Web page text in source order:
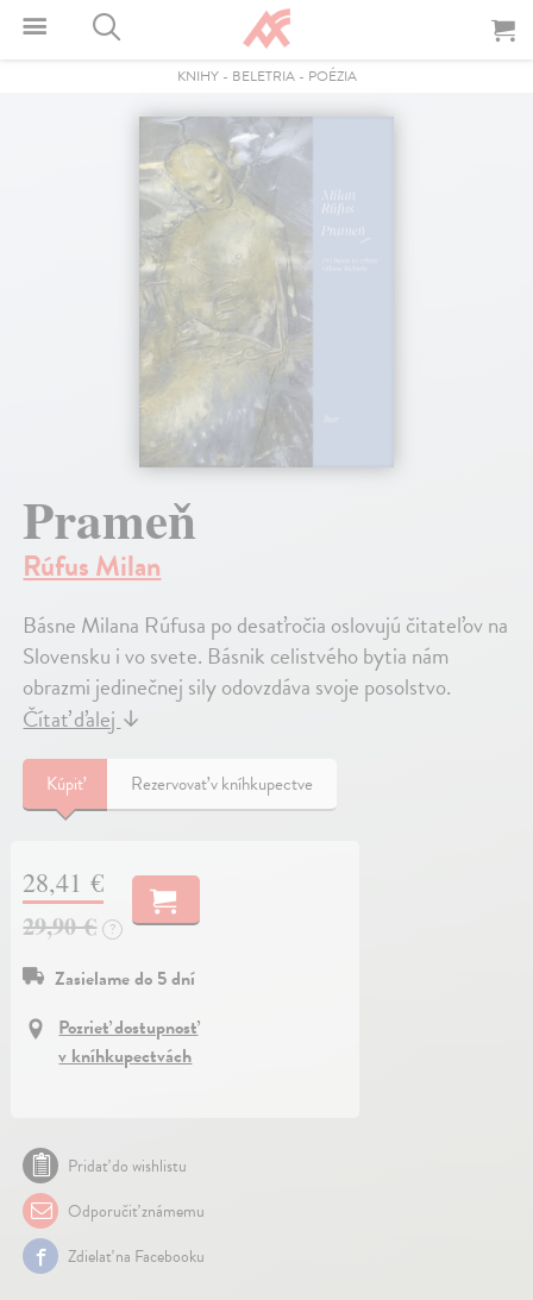
KNIHY- BELETRIA- POÉZIA
Prameň
Rúfus Milan
Básne Milana Rúfusa po desaťročia oslovujú čitateľov na
Slovensku i vo svete. Básnik celistvého bytia nám
obrazmi jedinečnej sily odovzdáva svoje posolstvo.
Čítať ďalej↓
Kúpiť Rezervovať v kníhkupectve
28,41 €
29,90 €
?
Zasielame do 5 dní
Pozrieť dostupnosť
v kníhkupectvách
Pridať do wishlistu
Odporučiť známemu
Zdielať na Facebooku